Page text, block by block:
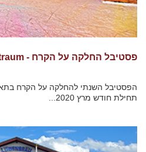
פסטיבל החלקה על הקרח - Wiener Eistraum
תחילת חודש מרץ 2020...